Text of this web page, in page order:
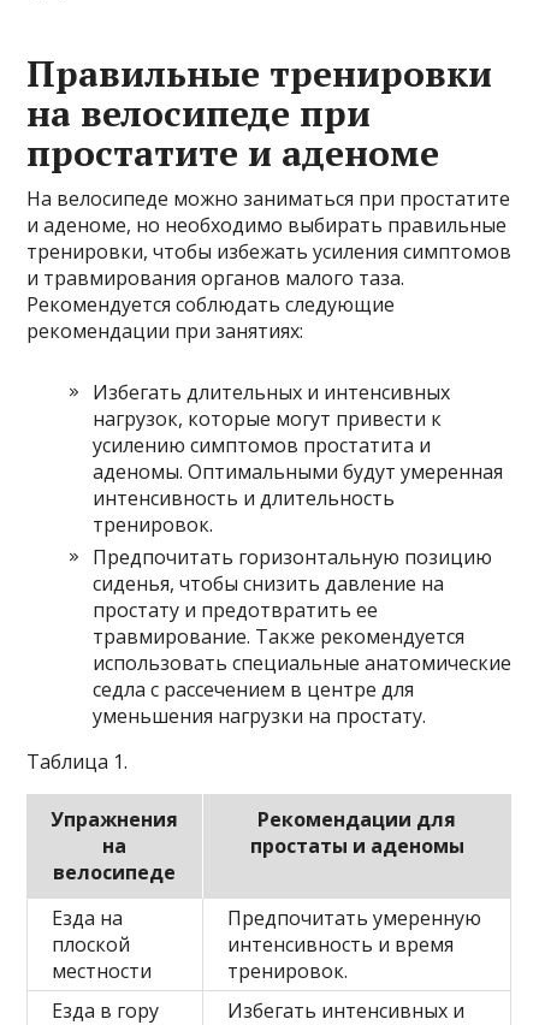
Правильные тренировки
на велосипеде при
простатите и аденоме
На велосипеде можно заниматься при простатите
и аденоме, но необходимо выбирать правильные
тренировки, чтобы избежать усиления симптомов
и травмирования органов малого таза.
Рекомендуется соблюдать следующие
рекомендации при занятиях:
Избегать длительных и интенсивных
нагрузок, которые могут привести к
усилению симптомов простатита и
аденомы. Оптимальными будут умеренная
интенсивность и длительность
тренировок.
Предпочитать горизонтальную позицию
сиденья, чтобы снизить давление на
простату и предотвратить ее
травмирование. Также рекомендуется
использовать специальные анатомические
седла с рассечением в центре для
уменьшения нагрузки на простату.
Таблица 1.
Упражнения
на
велосипеде
Рекомендации для
простаты и аденомы
Езда на
плоской
местности
Предпочитать умеренную
интенсивность и время
тренировок.
Езда в гору
Избегать интенсивных и